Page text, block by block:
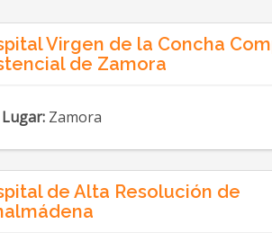
Virgen de la Concha
de Zamora
Lugar: Zamora
de Alta Resolución de